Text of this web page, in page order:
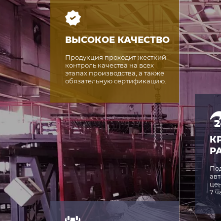
ВЫСОКОЕ КАЧЕСТВО
Продукция проходит жесткий
контроль качества на всех
этапах производства, а также
обязательную сертификацию.
7